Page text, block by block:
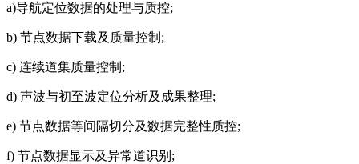
a)导航定位数据的处理与质控;
b) 节点数据下载及质量控制;
c) 连续道集质量控制;
d) 声波与初至波定位分析及成果整理;
e) 节点数据等间隔切分及数据完整性质控;
f) 节点数据显示及异常道识别;